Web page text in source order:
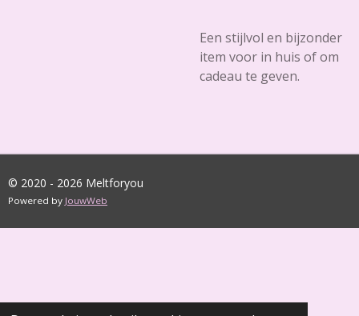
Een stijlvol en bijzonder
item voor in huis of om
cadeau te geven.
© 2020 - 2026 Meltforyou
Powered by JouwWeb